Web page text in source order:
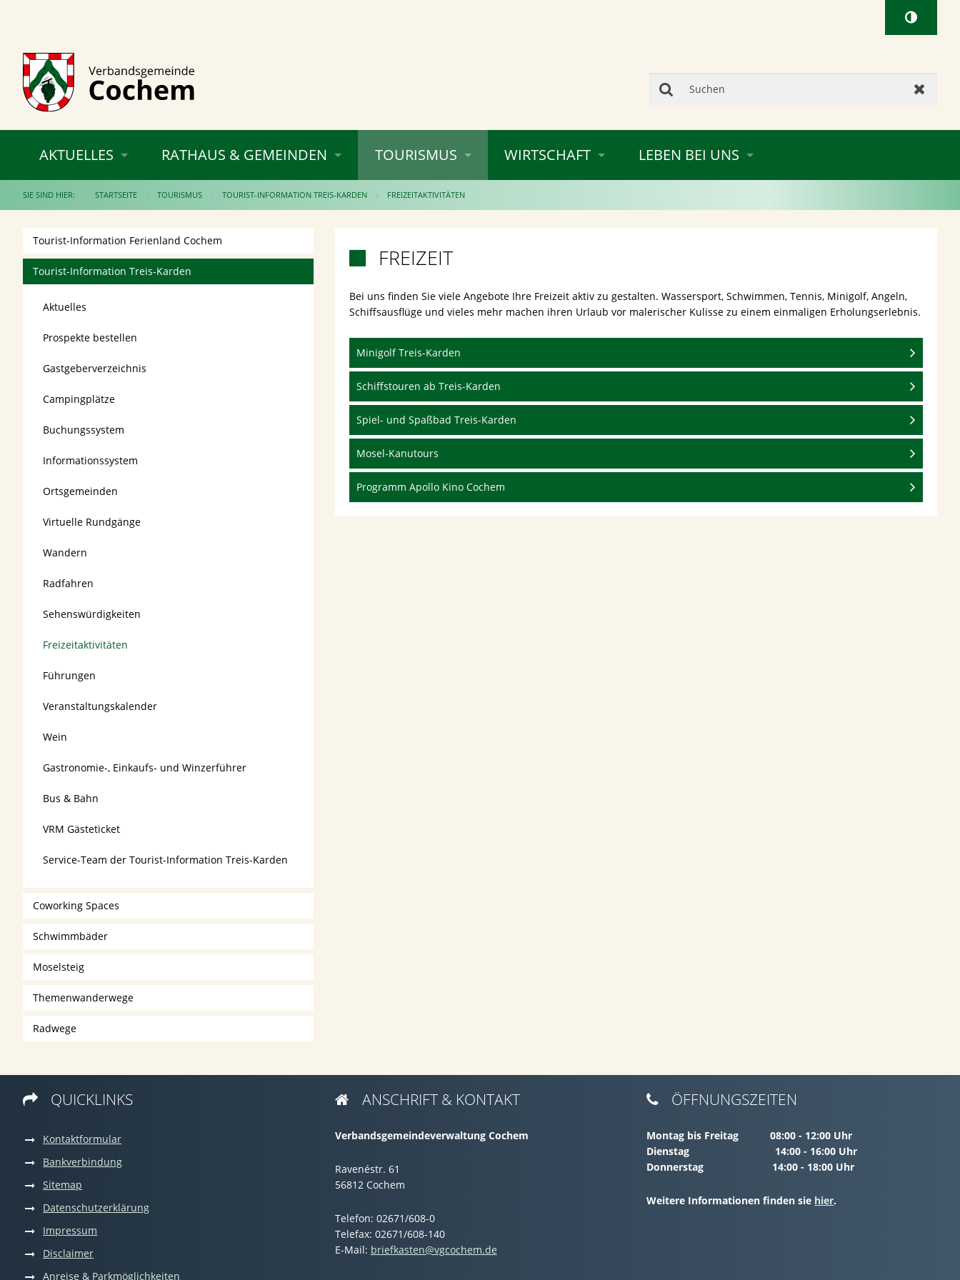
AKTUELLES RATHAUS & GEMEINDEN TOURISMUS WIRTSCHAFT LEBEN BEI UNS
SIE SIND HIER: STARTSEITE TOURISMUS TOURIST-INFORMATION TREIS-KARDEN FREIZEITAKTIVITÄTEN
FREIZEIT
Bei uns finden Sie viele Angebote Ihre Freizeit aktiv zu gestalten. Wassersport, Schwimmen, Tennis, Minigolf, Angeln,
Schiffsausflüge und vieles mehr machen ihren Urlaub vor malerischer Kulisse zu einem einmaligen Erholungserlebnis.
Minigolf Treis-Karden
Schiffstouren ab Treis-Karden
Spiel- und Spaßbad Treis-Karden
Mosel-Kanutours
Programm Apollo Kino Cochem
Tourist-Information Ferienland Cochem
Tourist-Information Treis-Karden
Aktuelles
Prospekte bestellen
Gastgeberverzeichnis
Campingplätze
Buchungssystem
Informationssystem
Ortsgemeinden
Virtuelle Rundgänge
Wandern
Radfahren
Sehenswürdigkeiten
Freizeitaktivitäten
Führungen
Veranstaltungskalender
Wein
Gastronomie-, Einkaufs- und Winzerführer
Bus & Bahn
VRM Gästeticket
Service-Team der Tourist-Information Treis-Karden
Coworking Spaces
Schwimmbäder
Moselsteig
Themenwanderwege
Radwege
 QUICKLINKS
Kontaktformular
Bankverbindung
Sitemap
Datenschutzerklärung
Impressum
Disclaimer
Anreise & Parkmöglichkeiten
 ANSCHRIFT & KONTAKT
Verbandsgemeindeverwaltung Cochem
Ravenéstr. 61
56812 Cochem
Telefon: 02671/608-0
Telefax: 02671/608-140
E-Mail: briefkasten@vgcochem.de
 ÖFFNUNGSZEITEN
Montag bis Freitag 08:00 - 12:00 Uhr
Dienstag 14:00 - 16:00 Uhr
Donnerstag 14:00 - 18:00 Uhr
Weitere Informationen finden sie hier.